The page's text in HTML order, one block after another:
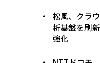
松風、クラ
析基盤を刷
強化